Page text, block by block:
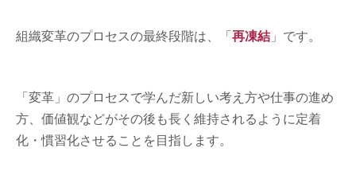
組織変革のプロセスの最終段階は、「 再凍結 」です。
「変革」のプロセスで学んだ新しい考え方や仕事の進め
方、価値観などがその後も長く維持されるように定着
化・慣習化させることを目指します。